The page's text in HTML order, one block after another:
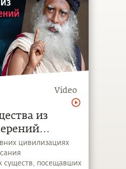
Video
из
мир?
цивилизациях
существ, посещавших